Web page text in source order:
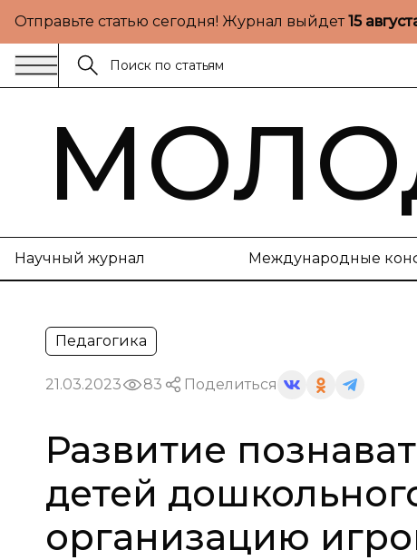
Отправьте статью сегодня! Журнал выйдет15
Научный журнал Международные
Педагогика
21.03.2023 83 Поделиться
Развитие
детей
организацию